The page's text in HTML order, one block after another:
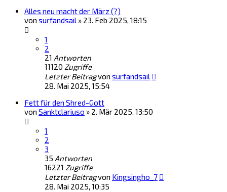
Alles neu macht der März (?)
von surfandsail » 23. Feb 2025, 18:15
1
2
21 Antworten
11120 Zugriffe
Letzter Beitragvon surfandsail
28. Mai 2025, 15:54
Fett für den Shred-Gott
von Sanktclariuso » 2. Mär 2025, 13:50
1
2
3
35 Antworten
16221 Zugriffe
Letzter Beitragvon Kingsingho_7
28. Mai 2025, 10:35